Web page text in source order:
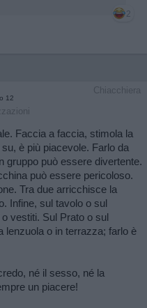
2
Chiacchiera
12
Faccia a faccia, stimola la
è più piacevole. Farlo da
gruppo può essere divertente.
può essere pericoloso.
Tra due arricchisce la
Infine, sul tavolo o sul
vestiti. Sul Prato o sul
lenzuola o in terrazza; farlo è
né il sesso, né la
un piacere!